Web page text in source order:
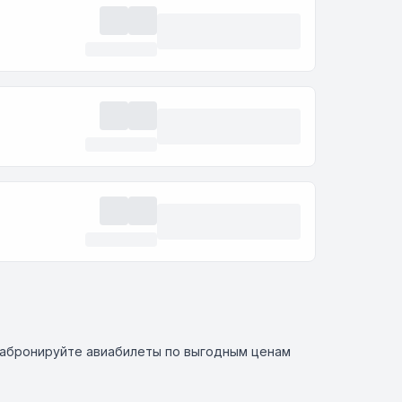
авиабилеты по выгодным ценам